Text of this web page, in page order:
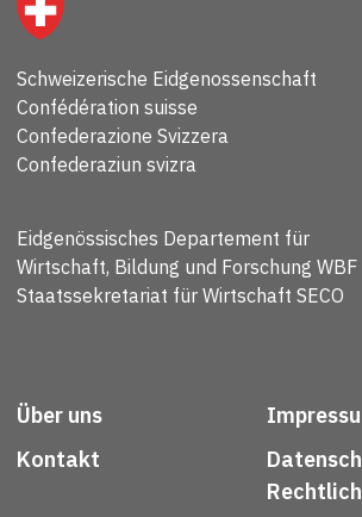
Schweizerische Eidgenossenschaft
Confédération suisse
Confederazione Svizzera
Confederaziun svizra
Eidgenössisches Departement für
Wirtschaft, Bildung und Forschung WBF
Staatssekretariat für Wirtschaft SECO
Über uns
Kontakt